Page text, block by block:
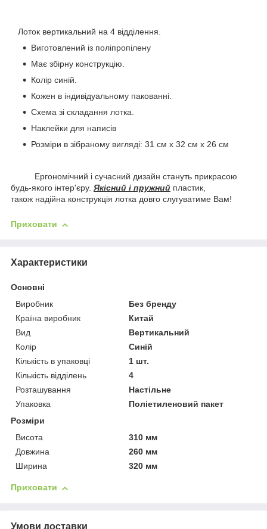
Лоток вертикальний на 4 відділення.
Виготовлений із поліпропілену
Має збірну конструкцію.
Колір синій.
Кожен в індивідуальному пакованні.
Схема зі складання лотка.
Наклейки для написів
Розміри в зібраному вигляді: 31 см х 32 см х 26 см
Ергономічний і сучасний дизайн стануть прикрасою
будь-якого інтер'єру. Якісний і пружний пластик,
також надійна конструкція лотка довго слугуватиме Вам!
Приховати
Характеристики
Основні
Виробник
Без бренду
Країна виробник
Китай
Вид
Вертикальний
Колір
Синій
Кількість в упаковці
1 шт.
Кількість відділень
4
Розташування
Настільне
Упаковка
Поліетиленовий пакет
Розміри
Висота
310 мм
Довжина
260 мм
Ширина
320 мм
Приховати
Умови доставки